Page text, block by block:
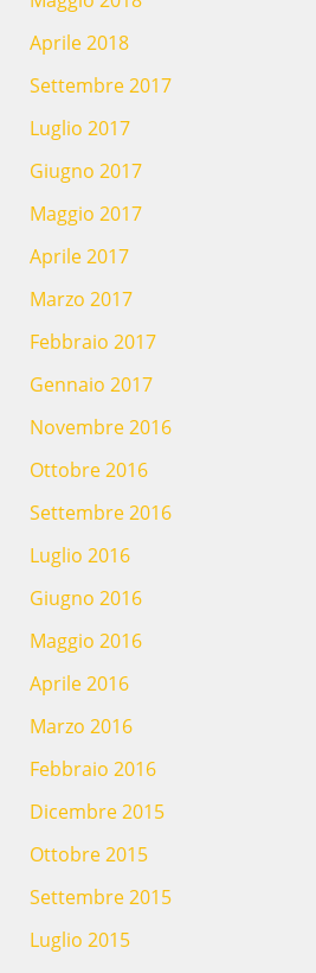
Aprile 2018
Settembre 2017
Luglio 2017
Giugno 2017
Maggio 2017
Aprile 2017
Marzo 2017
Febbraio 2017
Gennaio 2017
Novembre 2016
Ottobre 2016
Settembre 2016
Luglio 2016
Giugno 2016
Maggio 2016
Aprile 2016
Marzo 2016
Febbraio 2016
Dicembre 2015
Ottobre 2015
Settembre 2015
Luglio 2015